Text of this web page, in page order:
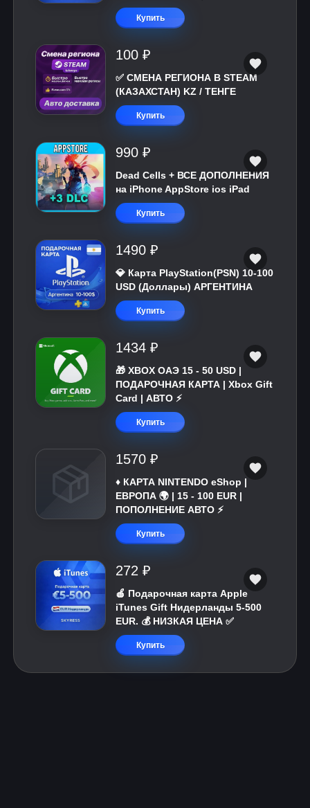
Купить
100 ₽
✅ СМЕНА РЕГИОНА В STEAM
(КАЗАХСТАН) KZ / ТЕНГЕ
Купить
990 ₽
Dead Cells + ВСЕ ДОПОЛНЕНИЯ
на iPhone AppStore ios iPad
Купить
1490 ₽
💎 Карта PlayStation(PSN) 10-100
USD (Доллары) АРГЕНТИНА
Купить
1434 ₽
🎁 XBOX ОАЭ 15 - 50 USD |
ПОДАРОЧНАЯ КАРТА | Xbox Gift
Card | АВТО ⚡
Купить
1570 ₽
♦️ КАРТА NINTENDO eShop |
ЕВРОПА 🌍 | 15 - 100 EUR |
ПОПОЛНЕНИЕ АВТО ⚡
Купить
272 ₽
🍎 Подарочная карта Apple
iTunes Gift Нидерланды 5-500
EUR. 💰 НИЗКАЯ ЦЕНА ✅
Купить